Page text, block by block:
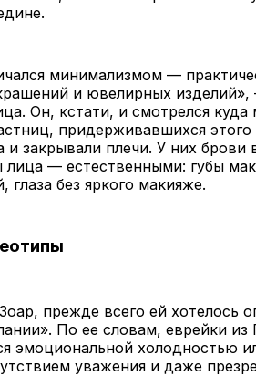
минимализмом —
и ювелирных изделий»,
Он, кстати, и смотрелся куда
придерживавшихся этого
и закрывали плечи. У них брови
лица — естественными: губы
глаза без яркого макияже.
прежде всего ей хотелось
По ее словам, еврейки
эмоциональной холодностью
уважения и даже